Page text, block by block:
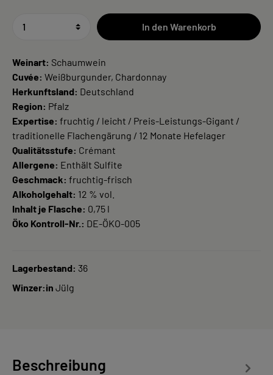
In den Warenkorb
Weinart: Schaumwein
Cuvée: Weißburgunder, Chardonnay
Herkunftsland: Deutschland
Region: Pfalz
Expertise: fruchtig / leicht / Preis-Leistungs-Gigant /
traditionelle Flachengärung / 12 Monate Hefelager
Qualitätsstufe: Crémant
Allergene: Enthält Sulfite
Geschmack: fruchtig-frisch
Alkoholgehalt: 12 % vol.
Inhalt je Flasche: 0,75 l
Öko Kontroll-Nr.: DE-ÖKO-005
Lagerbestand: 36
Winzer:in Jülg
Beschreibung